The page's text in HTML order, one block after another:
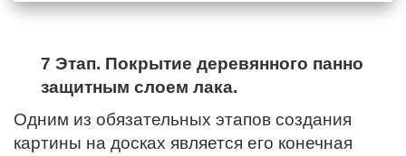
7 Этап. Покрытие деревянного панно
защитным слоем лака.
Одним из обязательных этапов создания
картины на досках является его конечная